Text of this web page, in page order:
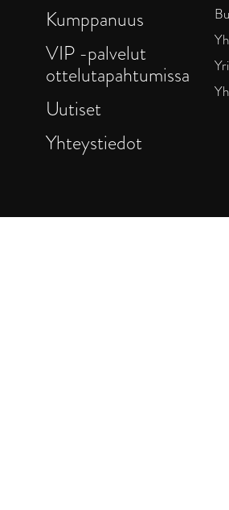
Kumppanuus
VIP -palvelut
ottelutapahtumissa
Uutiset
Yhteystiedot